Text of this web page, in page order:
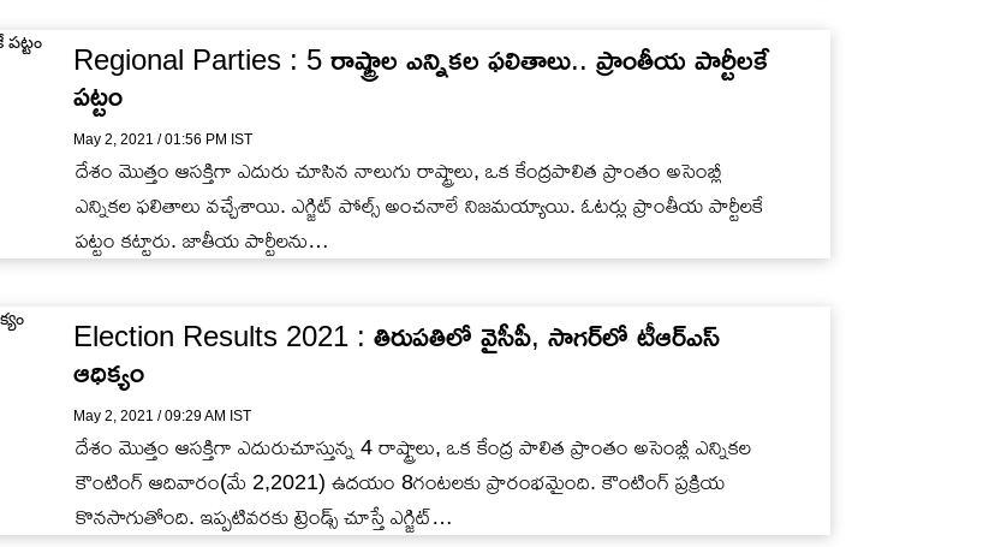
Regional Parties : 5 రాష్ట్రాల ఎన్నికల ఫలితాలు.. ప్రాంతీయ పార్టీలకే
పట్టం
May 2, 2021 / 01:56 PM IST
దేశం మొత్తం ఆసక్తిగా ఎదురు చూసిన నాలుగు రాష్ట్రాలు, ఒక కేంద్రపాలిత ప్రాంతం అసెంబ్లీ
ఎన్నికల ఫలితాలు వచ్చేశాయి. ఎగ్జిట్ పోల్స్ అంచనాలే నిజమయ్యాయి. ఓటర్లు ప్రాంతీయ పార్టీలకే
పట్టం కట్టారు. జాతీయ పార్టీలను…
Election Results 2021 : తిరుపతిలో వైసీపీ, సాగర్‌లో టీఆర్ఎస్
ఆధిక్యం
May 2, 2021 / 09:29 AM IST
దేశం మొత్తం ఆసక్తిగా ఎదురుచూస్తున్న 4 రాష్ట్రాలు, ఒక కేంద్ర పాలిత ప్రాంతం అసెంబ్లీ ఎన్నికల
కౌంటింగ్ ఆదివారం(మే 2,2021) ఉదయం 8గంటలకు ప్రారంభమైంది. కౌంటింగ్ ప్రక్రియ
కొనసాగుతోంది. ఇప్పటివరకు ట్రెండ్స్ చూస్తే ఎగ్జిట్…